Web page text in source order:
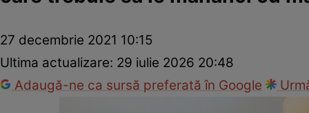
27 decembrie 2021 10:15
Ultima actualizare: 29 iulie 2026 20:48
Adaugă-ne ca sursă preferată în Google